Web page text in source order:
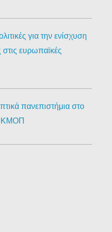
για την ενίσχυση
στις ευρωπαϊκές
πανεπιστήμια στο
ΚΜΟΠ